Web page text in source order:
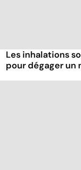
Les inhalations
pour dégager un